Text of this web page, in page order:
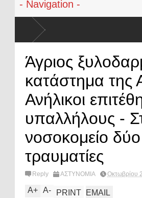
Άγριος
κατάστημα της
Ανήλικοι
υπαλλήλους -
νοσοκομείο δύο
τραυματίες
Reply ΑΣΤΥΝΟΜΙΑ Οκτωβρίου
A+ A- PRINT EMAIL